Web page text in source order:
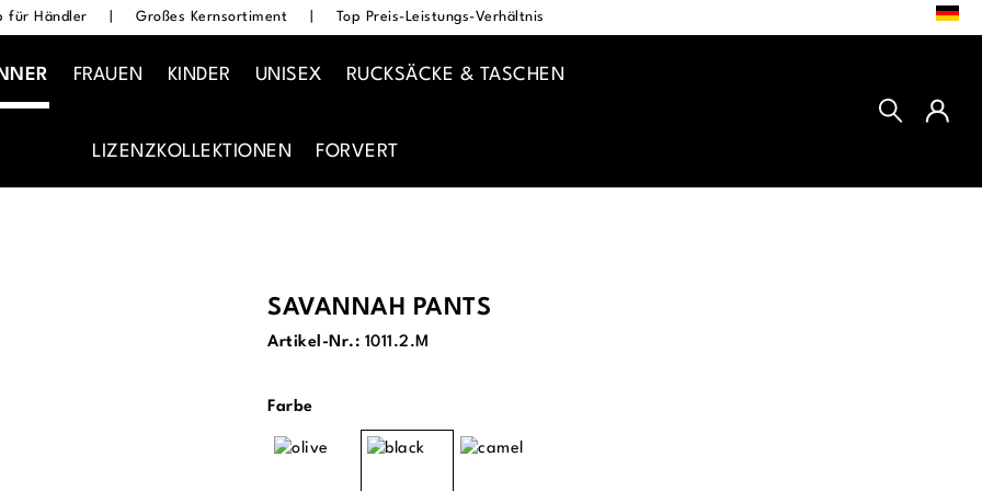
für Händler Großes Kernsortiment Top Preis-Leistungs-Verhältnis
FRAUEN KINDER UNISEX RUCKSÄCKE & TASCHEN
LIZENZKOLLEKTIONEN FORVERT
SAVANNAH PANTS
Artikel-Nr.: 1011.2.M
Farbeauswählen